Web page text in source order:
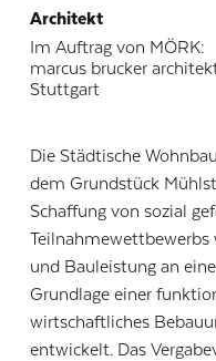
Architekt
Im Auftrag von MÖRK:
marcus brucker
Stuttgart
Die Städtische
dem Grundstück
Schaffung von sozial
Teilnahmewettbewerbs
und Bauleistung an
Grundlage einer
wirtschaftliches
entwickelt. Das